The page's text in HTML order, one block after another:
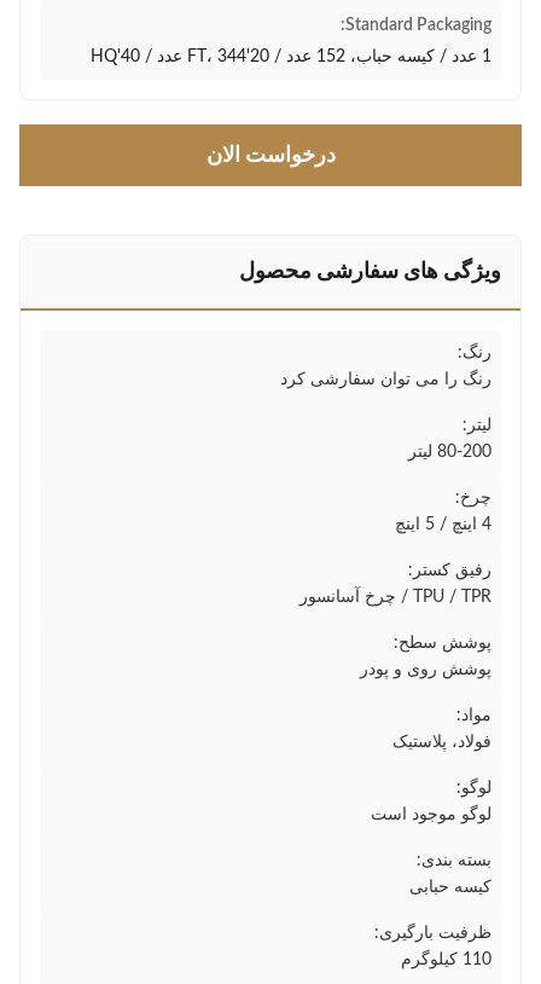
Standard Packaging:
1 عدد / کیسه حباب، 152 عدد / 20'FT، 344 عدد / 40'HQ
درخواست الان
ویژگی های سفارشی محصول
رنگ:
رنگ را می توان سفارشی کرد
لیتر:
80-200 لیتر
چرخ:
4 اینچ / 5 اینچ
رفیق کستر:
TPU / TPR / چرخ آسانسور
پوشش سطح:
پوشش روی و پودر
مواد:
فولاد، پلاستیک
لوگو:
لوگو موجود است
بسته بندی:
کیسه حبابی
ظرفیت بارگیری:
110 کیلوگرم